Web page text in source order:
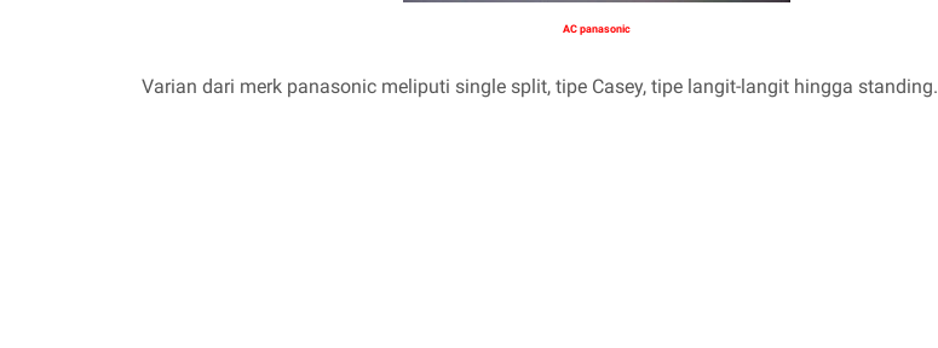
AC panasonic
Varian dari merk panasonic meliputi single split, tipe Casey, tipe langit-langit hingga standing.